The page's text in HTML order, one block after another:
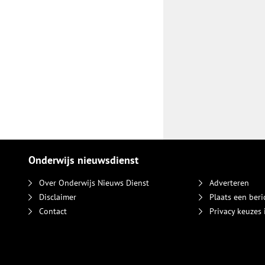
Onderwijs nieuwsdienst
Over Onderwijs Nieuws Dienst
Disclaimer
Contact
Adverteren
Plaats een
Privacy